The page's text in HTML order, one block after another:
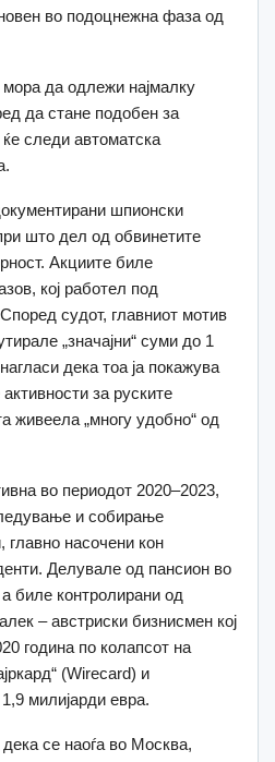
во подоцнежна фаза од
мора да одлежи најмалку
да стане подобен за
следи автоматска
шпионски
што дел од обвинетите
Акциите биле
кој работел под
судот, главниот мотив
„значајни“ суми до 1
дека тоа ја покажува
за руските
живеела „многу удобно“ од
во периодот 2020–2023,
и собирање
главно насочени кон
Делувале од пансион во
биле контролирани од
– австриски бизнисмен кој
година по колапсот на
(Wirecard) и
милијарди евра.
се наоѓа во Москва,